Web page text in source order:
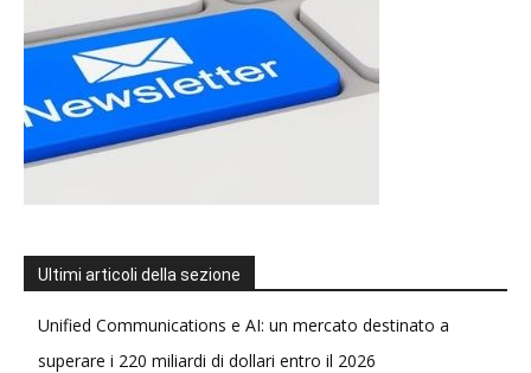
Ultimi articoli della sezione
Unified Communications e AI: un mercato destinato a
superare i 220 miliardi di dollari entro il 2026